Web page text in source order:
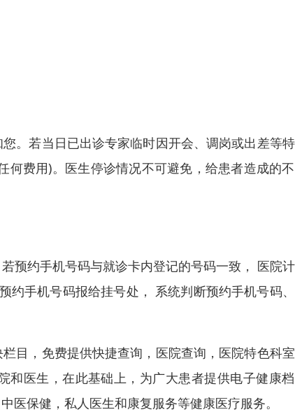
。若当日已出诊专家临时因开会、调岗或出差等
何费用)。医生停诊情况不可避免，给患者造成的
预约手机号码与就诊卡内登记的号码一致， 医院
约手机号码报给挂号处， 系统判断预约手机号码
目，免费提供快捷查询，医院查询，医院特色科
和医生，在此基础上，为广大患者提供电子健康
保健，私人医生和康复服务等健康医疗服务。